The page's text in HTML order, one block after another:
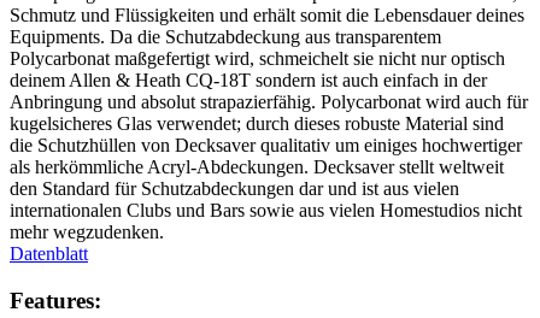
Schmutz und Flüssigkeiten und erhält somit die Lebensdauer deines
Equipments. Da die Schutzabdeckung aus transparentem
Polycarbonat maßgefertigt wird, schmeichelt sie nicht nur optisch
deinem Allen & Heath CQ-18T sondern ist auch einfach in der
Anbringung und absolut strapazierfähig. Polycarbonat wird auch für
kugelsicheres Glas verwendet; durch dieses robuste Material sind
die Schutzhüllen von Decksaver qualitativ um einiges hochwertiger
als herkömmliche Acryl-Abdeckungen. Decksaver stellt weltweit
den Standard für Schutzabdeckungen dar und ist aus vielen
internationalen Clubs und Bars sowie aus vielen Homestudios nicht
mehr wegzudenken.
Datenblatt
Features: